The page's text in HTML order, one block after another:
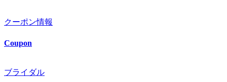
クーポン情報
Coupon
ブライダル